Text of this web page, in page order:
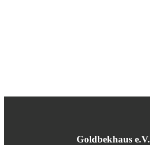
Goldbekhaus e.V.